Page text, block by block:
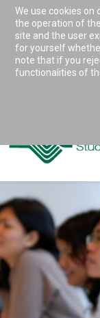
Accessibility
We use cookies
the operation of
site and the user
for yourself
note that if you
functionalities of